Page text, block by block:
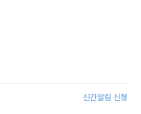
신간알림 신청